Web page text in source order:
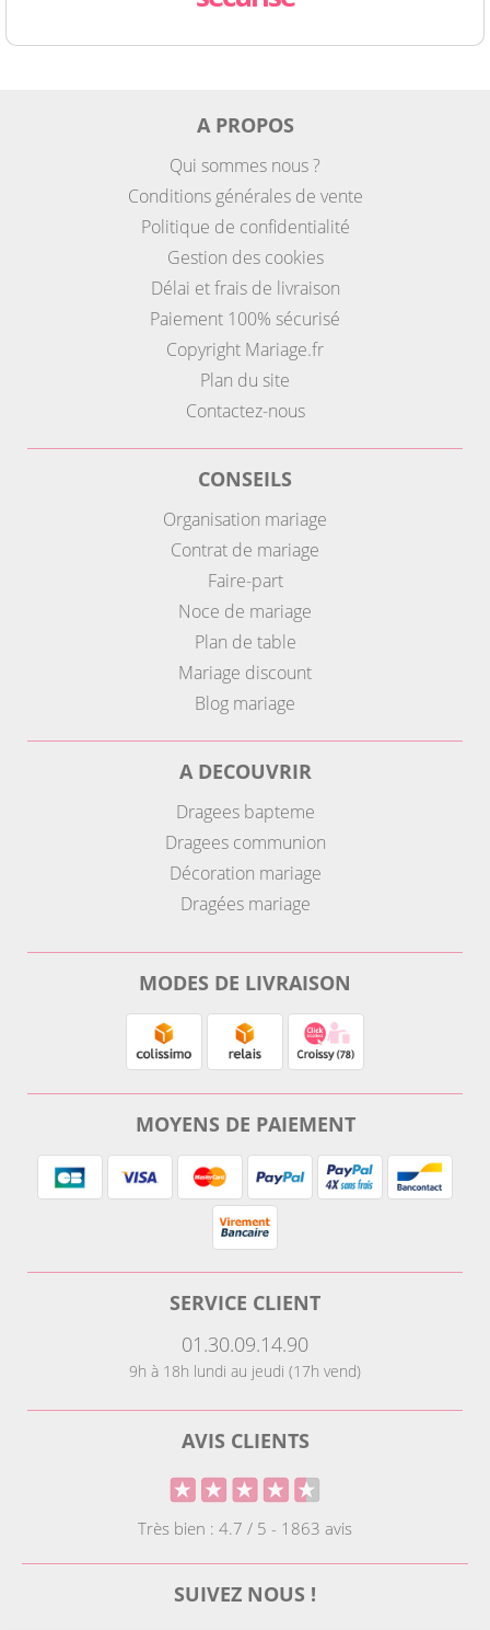
A PROPOS
Qui sommes nous ?
Conditions générales de vente
Politique de confidentialité
Gestion des cookies
Délai et frais de livraison
Paiement 100% sécurisé
Copyright Mariage.fr
Plan du site
Contactez-nous
CONSEILS
Organisation mariage
Contrat de mariage
Faire-part
Noce de mariage
Plan de table
Mariage discount
Blog mariage
A DECOUVRIR
Dragees bapteme
Dragees communion
Décoration mariage
Dragées mariage
MODES DE LIVRAISON
MOYENS DE PAIEMENT
SERVICE CLIENT
01.30.09.14.90
9h à 18h lundi au jeudi (17h vend)
AVIS CLIENTS
Très bien : 4.7 / 5 - 1863 avis
SUIVEZ NOUS !